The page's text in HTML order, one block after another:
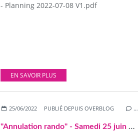
- Planning 2022-07-08 V1.pdf
EN SAVOIR PLUS
25/06/2022 PUBLIÉ DEPUIS OVERBLOG …
"Annulation rando" - Samedi 25 juin 2022